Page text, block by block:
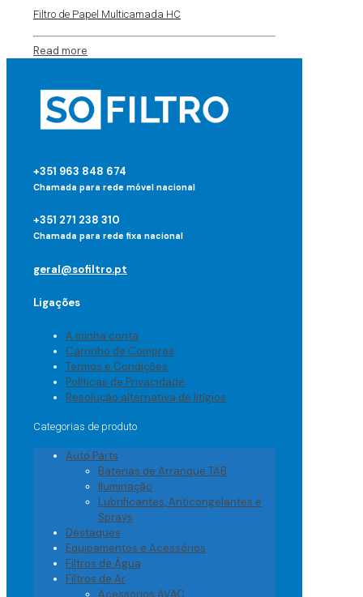
Filtro de Papel Multicamada HC
Read more
+351 963 848 674
Chamada para rede móvel nacional
+351 271 238 310
Chamada para rede fixa nacional
geral@sofiltro.pt
Ligações
A minha conta
Carrinho de Compras
Termos e Condições
Políticas de Privacidade
Resolução alternativa de litígios
Categorias de produto
Auto Parts
Baterias de Arranque TAB
Iluminação
Lubrificantes, Anticongelantes e
Sprays
Destaques
Equipamentos e Acessórios
Filtros de Água
Filtros de Ar